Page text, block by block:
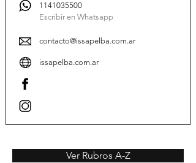
1141035500
Escribir en Whatsapp
contacto@issapelba.com.ar
issapelba.com.ar
Ver Rubros A-Z